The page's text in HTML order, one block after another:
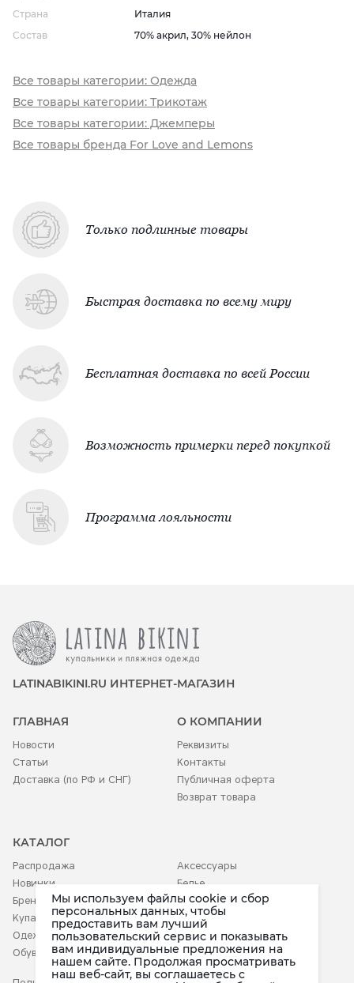
Страна
Италия
Состав
70% акрил, 30% нейлон
Все товары категории: Одежда
Все товары категории: Трикотаж
Все товары категории: Джемперы
Все товары бренда For Love and Lemons
Только подлинные товары
Быстрая доставка по всему миру
Бесплатная доставка по всей России
Возможность примерки перед покупкой
Программа лояльности
LATINABIKINI.RU ИНТЕРНЕТ-МАГАЗИН
ГЛАВНАЯ
Новости
Статьи
Доставка (по РФ и СНГ)
О КОМПАНИИ
Реквизиты
Контакты
Публичная оферта
Возврат товара
КАТАЛОГ
Распродажа
Новинки
Бренды
Купальники
Одежда
Обувь
Аксессуары
Белье
Детское
Мы используем файлы cookie и сбор
персональных данных, чтобы
предоставить вам лучший
пользовательский сервис и показывать
вам индивидуальные предложения на
нашем сайте. Продолжая просматривать
наш веб-сайт, вы соглашаетесь c